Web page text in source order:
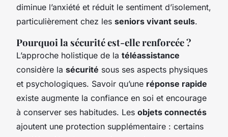
diminue l’anxiété et réduit le sentiment d’isolement,
particulièrement chez les seniors vivant seuls.
Pourquoi la sécurité est-elle renforcée ?
L’approche holistique de la téléassistance
considère la sécurité sous ses aspects physiques
et psychologiques. Savoir qu’une réponse rapide
existe augmente la confiance en soi et encourage
à conserver ses habitudes. Les objets connectés
ajoutent une protection supplémentaire : certains